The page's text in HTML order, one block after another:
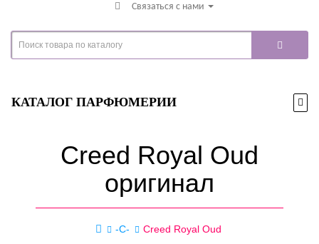
Связаться с нами
КАТАЛОГ ПАРФЮМЕРИИ
Creed Royal Oud
оригинал
-C- Creed Royal Oud